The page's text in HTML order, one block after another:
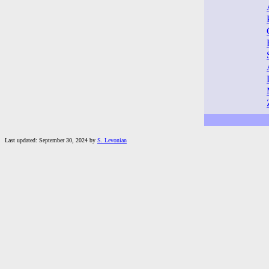
Last updated: September 30, 2024 by S. Levonian